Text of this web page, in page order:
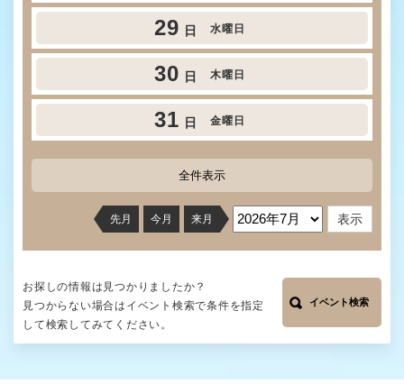
29 日 水曜日
30 日 木曜日
31 日 金曜日
全件表示
先月 今月 来月
お探しの情報は見つかりましたか？
見つからない場合はイベント検索で条件を指定
して検索してみてください。
イベント検索